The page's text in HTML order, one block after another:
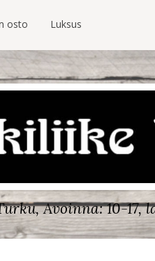
osto Luksus
Avoinna: 10-17,